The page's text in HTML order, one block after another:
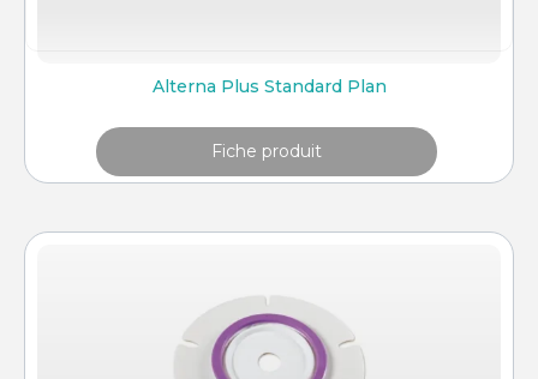
Alterna Plus Standard Plan
Fiche produit